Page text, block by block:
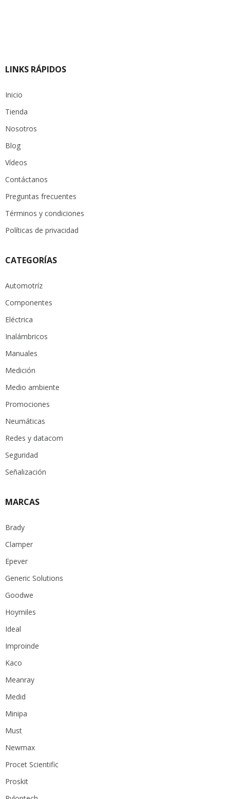
LINKS RÁPIDOS
Inicio
Tienda
Nosotros
Blog
Vídeos
Contáctanos
Preguntas frecuentes
Términos y condiciones
Políticas de privacidad
CATEGORÍAS
Automotríz
Componentes
Eléctrica
Inalámbricos
Manuales
Medición
Medio ambiente
Promociones
Neumáticas
Redes y datacom
Seguridad
Señalización
MARCAS
Brady
Clamper
Epever
Generic Solutions
Goodwe
Hoymiles
Ideal
Improinde
Kaco
Meanray
Medid
Minipa
Must
Newmax
Procet Scientific
Proskit